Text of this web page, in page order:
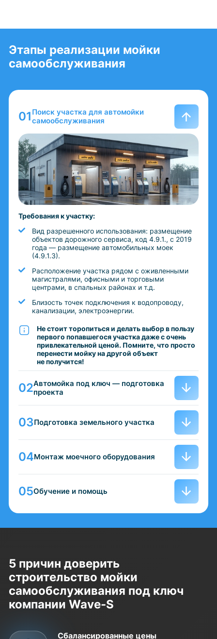
Этапы реализации мойки
самообслуживания
Поиск участка для автомойки
самообслуживания
Требования к участку:
Вид разрешенного использования: размещение
объектов дорожного сервиса, код 4.9.1., с 2019
года — размещение автомобильных моек
(4.9.1.3).
Расположение участка рядом с оживленными
магистралями, офисными и торговыми
центрами, в спальных районах и т.д.
Близость точек подключения к водопроводу,
канализации, электроэнергии.
Не стоит торопиться и делать выбор в пользу
первого попавшегося участка даже с очень
привлекательной ценой. Помните, что просто
перенести мойку на другой объект
не получится!
Автомойка под ключ — подготовка
проекта
Подготовка земельного участка
Монтаж моечного оборудования
Обучение и помощь
5 причин доверить
строительство мойки
самообслуживания под ключ
компании Wave-S
Сбалансированные цены